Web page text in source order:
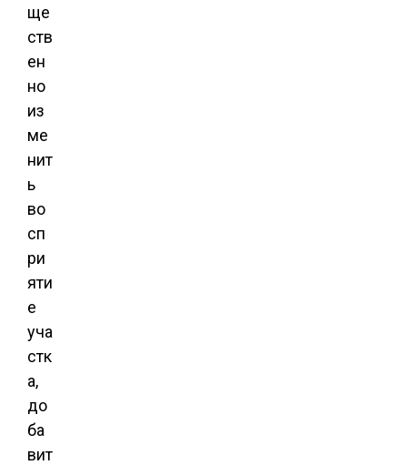
ще
ств
ен
но
из
ме
нит
ь
во
сп
ри
яти
е
уча
стк
а,
до
ба
вит